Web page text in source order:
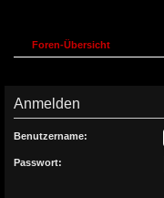
Foren-Übersicht
Anmelden
Benutzername:
Passwort: